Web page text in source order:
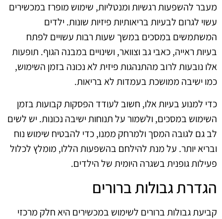
מעבר להשפעות רגשיות ומנטליות, שימוש מופרז במכשירים
עשוי לגרום לבעיות בריאותיות פיזיות שונות. ילדים
המשתמשים במסכים במשך שעות רבות עשויים לפתח
בעיות ראייה, כאבי גב וצוואר, ושינויים במבנה הגוף. תופעות
אלו נובעות לרוב מהתנהגות פיזית לא נכונה בזמן השימוש,
כמו ישיבה ממושכת בעמדות לא בריאות.
כדי למנוע בעיות אלו, חשוב לעודד הפסקות קבועות בזמן
השימוש במסכים, ולשמור על תנוחות ישיבה נכונות. יש לשים
לב גם לגובה המסך ולמרחק ממנו, כדי להבטיח שימוש נוח
ובריא יותר. על מנת להילחם בהשפעות הללו, מומלץ לכלול
פעילות גופנית בשגרה היומית של הילדים.
הגדרת גבולות ברורים
קביעת גבולות ברורים לשימוש במכשירים היא חלק מרכזי